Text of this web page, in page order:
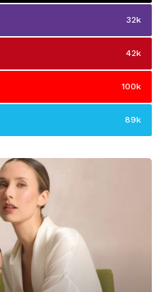
32k
42k
100k
89k